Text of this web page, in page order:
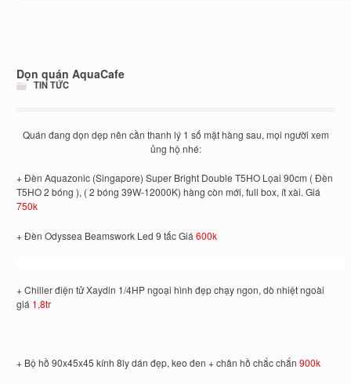
Dọn quán AquaCafe
TIN TỨC
Quán đang dọn dẹp nên cần thanh lý 1 số mặt hàng sau, mọi người xem
ủng hộ nhé:
+ Đèn Aquazonic (Singapore) Super Bright Double T5HO Lọai 90cm ( Đèn
T5HO 2 bóng ), ( 2 bóng 39W-12000K) hàng còn mới, full box, ít xài. Giá
750k
+ Đèn Odyssea Beamswork Led 9 tấc Giá600k
+ Chiller điện tử Xaydin 1/4HP ngoại hình đẹp chạy ngon, dò nhiệt ngoài
giá 1,8tr
+ Bộ hồ 90x45x45 kính 8ly dán đẹp, keo đen + chân hồ chắc chắn900k